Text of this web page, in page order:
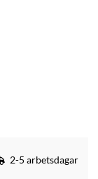
2-5 arbetsdagar